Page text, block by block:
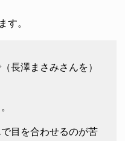
す。
長澤まさみさんを）
目を合わせるのが苦